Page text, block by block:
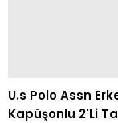
U.s Polo Assn
Kapüşonlu 2'Li